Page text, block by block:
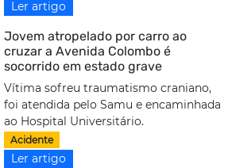
Ler artigo
Jovem atropelado por carro ao
cruzar a Avenida Colombo é
socorrido em estado grave
Vítima sofreu traumatismo craniano,
foi atendida pelo Samu e encaminhada
ao Hospital Universitário.
Acidente
Ler artigo